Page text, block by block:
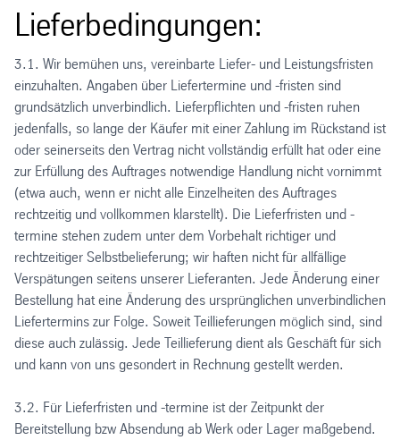
Lieferbedingungen:
3.1. Wir bemühen uns, vereinbarte Liefer- und Leistungsfristen
einzuhalten. Angaben über Liefertermine und -fristen sind
grundsätzlich unverbindlich. Lieferpflichten und -fristen ruhen
jedenfalls, so lange der Käufer mit einer Zahlung im Rückstand ist
oder seinerseits den Vertrag nicht vollständig erfüllt hat oder eine
zur Erfüllung des Auftrages notwendige Handlung nicht vornimmt
(etwa auch, wenn er nicht alle Einzelheiten des Auftrages
rechtzeitig und vollkommen klarstellt). Die Lieferfristen und -
termine stehen zudem unter dem Vorbehalt richtiger und
rechtzeitiger Selbstbelieferung; wir haften nicht für allfällige
Verspätungen seitens unserer Lieferanten. Jede Änderung einer
Bestellung hat eine Änderung des ursprünglichen unverbindlichen
Liefertermins zur Folge. Soweit Teillieferungen möglich sind, sind
diese auch zulässig. Jede Teillieferung dient als Geschäft für sich
und kann von uns gesondert in Rechnung gestellt werden.
3.2. Für Lieferfristen und -termine ist der Zeitpunkt der
Bereitstellung bzw Absendung ab Werk oder Lager maßgebend.